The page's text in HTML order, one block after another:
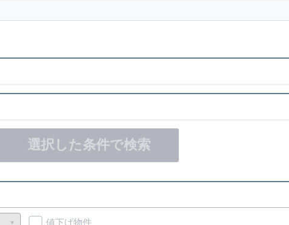
選択した条件で検索
値下げ物件